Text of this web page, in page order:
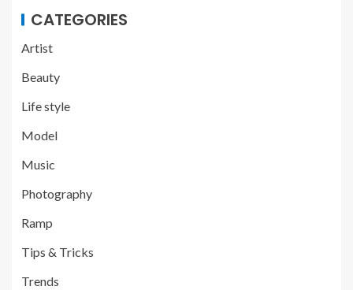
CATEGORIES
Artist
Beauty
Life style
Model
Music
Photography
Ramp
Tips & Tricks
Trends